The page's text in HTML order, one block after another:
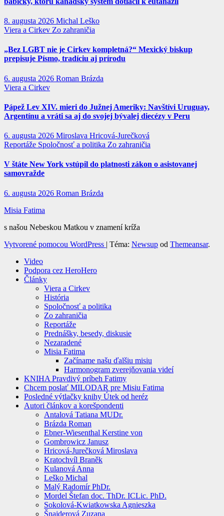
8. augusta 2026 Michal Leško
Viera a Cirkev Zo zahraničia
„Bez LGBT nie je Cirkev kompletná?“ Mexický biskup
prepisuje Písmo, tradíciu aj prírodu
6. augusta 2026 Roman Brázda
Viera a Cirkev
Pápež Lev XIV. mieri do Južnej Ameriky: Navštívi Uruguay,
Argentínu a vráti sa aj do svojej bývalej diecézy v Peru
6. augusta 2026 Miroslava Hricová-Jurečková
Reportáže Spoločnosť a politika Zo zahraničia
V štáte New York vstúpil do platnosti zákon o asistovanej
samovražde
6. augusta 2026 Roman Brázda
Misia Fatima
s našou Nebeskou Matkou v znamení kríža
Vytvorené pomocou WordPress | Téma: Newsup od Themeansar.
Video
Podpora cez HeroHero
Články
Viera a Cirkev
História
Spoločnosť a politika
Zo zahraničia
Reportáže
Prednášky, besedy, diskusie
Nezaradené
Misia Fatima
Začíname našu ďalšiu misiu
Harmonogram zverejňovania videí
KNIHA Pravdivý príbeh Fatimy
Chcem poslať MILODAR pre Misiu Fatima
Posledné výtlačky knihy Útek od heréz
Autori článkov a korešpondenti
Antalová Tatiana MUDr.
Brázda Roman
Ebner-Wiesenthal Kerstine von
Gombrowicz Janusz
Hricová-Jurečková Miroslava
Kratochvíl Braněk
Kulanová Anna
Leško Michal
Malý Radomír PhDr.
Mordel Štefan doc. ThDr. ICLic. PhD.
Sokolová-Kwiatkowska Agnieszka
Šnajderová Zuzana